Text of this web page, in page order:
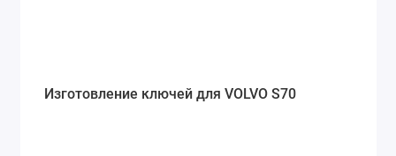
Изготовление ключей для VOLVO S70